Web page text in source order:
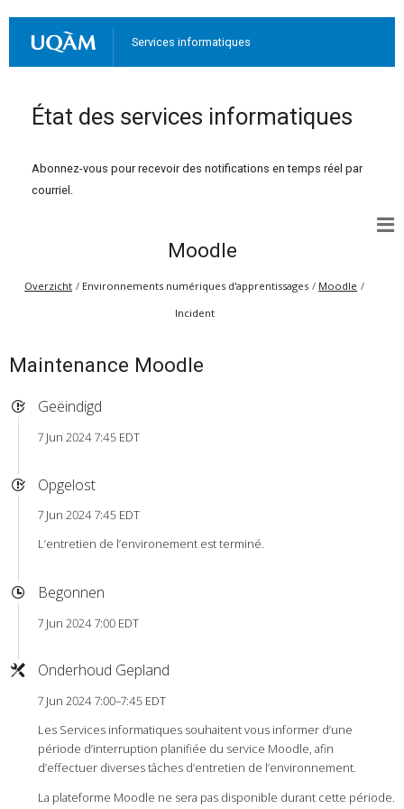
Services informatiques
État des services informatiques
Abonnez-vous pour recevoir des notifications en temps réel par
courriel.
Moodle
Overzicht Environnements numériques d'apprentissages
Moodle
Incident
Maintenance Moodle
Geëindigd
7 Jun 2024 7:45 EDT
Opgelost
7 Jun 2024 7:45 EDT
L’entretien de l’environement est terminé.
Begonnen
7 Jun 2024 7:00 EDT
Onderhoud Gepland
7 Jun 2024 7:00–7:45 EDT
Les Services informatiques souhaitent vous informer d’une
période d’interruption planifiée du service Moodle, afin
d’effectuer diverses tâches d’entretien de l’environnement.
La plateforme Moodle ne sera pas disponible durant cette période.